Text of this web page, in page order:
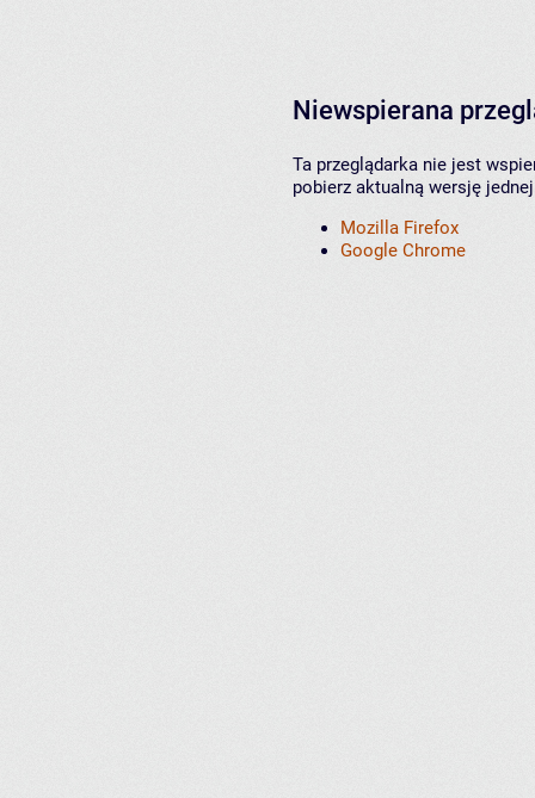
Niewspierana
Ta przeglądarka nie jest
pobierz aktualną wersję
Mozilla Firefox
Google Chrome